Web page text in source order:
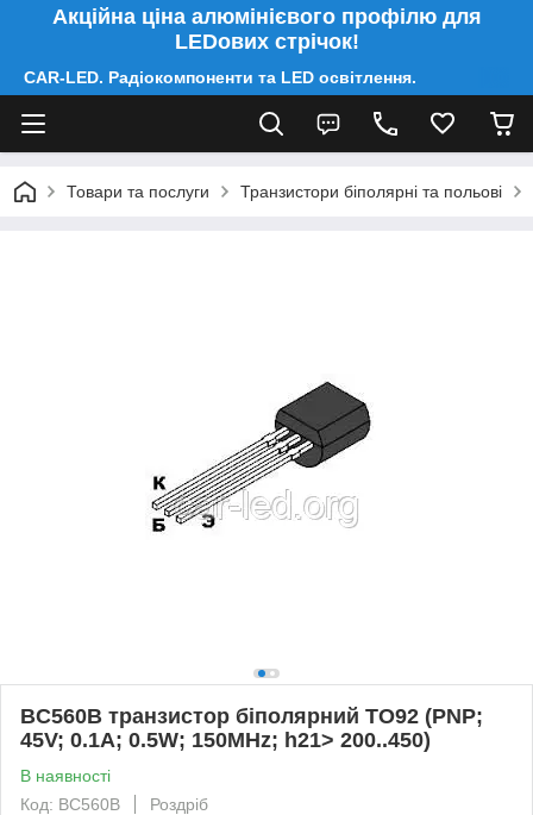
Акційна ціна алюмінієвого профілю для
LEDових стрічок!
CAR-LED. Радіокомпоненти та LED освітлення.
Товари та послуги Транзистори біполярні та польові
BC560B транзистор біполярний TO92 (PNP;
45V; 0.1А; 0.5W; 150MHz; h21> 200..450)
В наявності
Код: BC560B
Роздріб